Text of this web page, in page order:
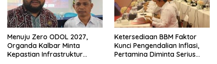
Menuju Zero ODOL 2027,
Organda Kalbar Minta
Kepastian Infrastruktur
Ketersediaan BBM Faktor
Kunci Pengendalian Inflasi,
Pertamina Diminta Serius